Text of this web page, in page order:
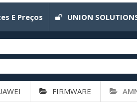
E Preços UNION
FIRMWARE